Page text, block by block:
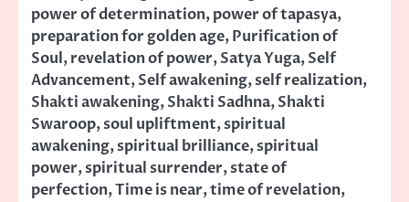
power of determination,power of tapasya,
preparation for golden age,Purification of
Soul,revelation of power,Satya Yuga,Self
Advancement,Self awakening,self realization,
Shakti awakening,Shakti Sadhna,Shakti
Swaroop,soul upliftment,spiritual
awakening,spiritual brilliance,spiritual
power,spiritual surrender,state of
perfection,Time is near,time of revelation,